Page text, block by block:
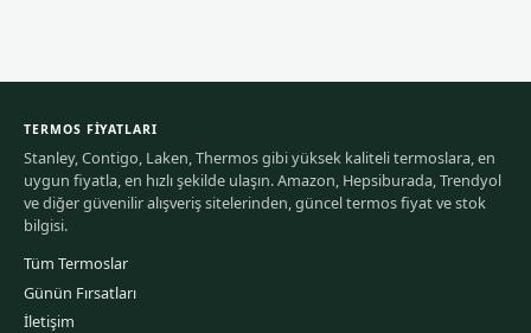
TERMOS FIYATLARI
Stanley, Contigo, Laken, Thermos gibi yüksek kaliteli termoslara, en
uygun fiyatla, en hızlı şekilde ulaşın. Amazon, Hepsiburada, Trendyol
ve diğer güvenilir alışveriş sitelerinden, güncel termos fiyat ve stok
bilgisi.
Tüm Termoslar
Günün Fırsatları
İletişim